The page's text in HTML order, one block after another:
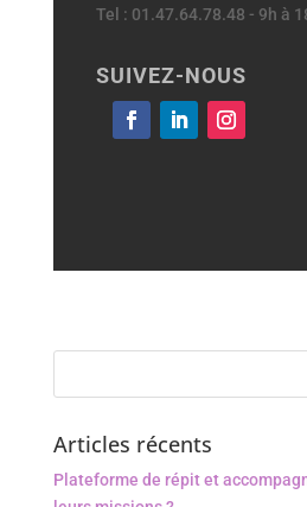
Tel : 01.47.64.78.48 - 9h à
SUIVEZ-NOUS
Articles récents
Plateforme de répit et